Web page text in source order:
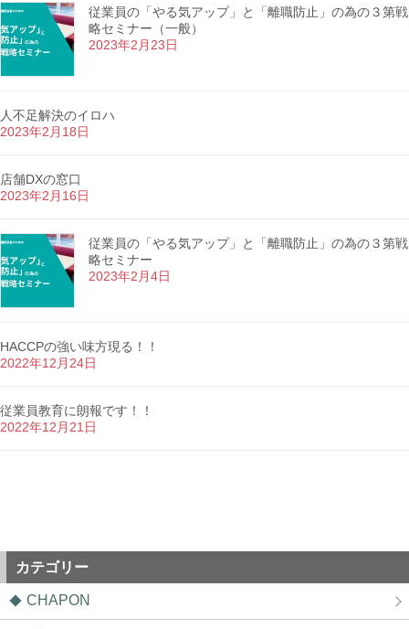
従業員の「やる気アップ」と「離職防止」の為の３第戦
略セミナー（一般）
2023年2月23日
人不足解決のイロハ
2023年2月18日
店舗DXの窓口
2023年2月16日
従業員の「やる気アップ」と「離職防止」の為の３第戦
略セミナー
2023年2月4日
HACCPの強い味方現る！！
2022年12月24日
従業員教育に朗報です！！
2022年12月21日
カテゴリー
CHAPON